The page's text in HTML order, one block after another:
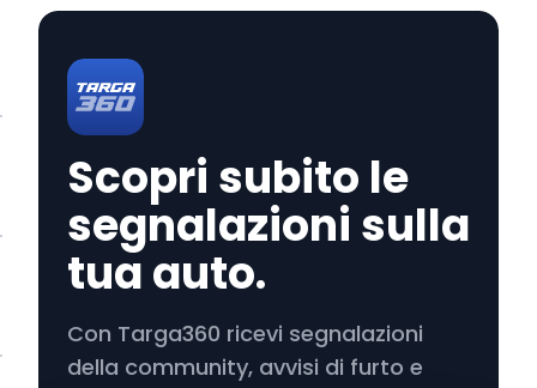
Scopri subito le
segnalazioni sulla
tua auto.
Con Targa360 ricevi segnalazioni
della community, avvisi di furto e